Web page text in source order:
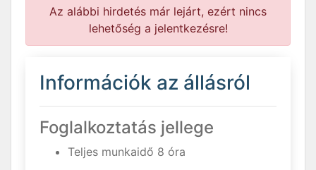
Az alábbi hirdetés már lejárt, ezért nincs
lehetőség a jelentkezésre!
Információk az állásról
Foglalkoztatás jellege
Teljes munkaidő 8 óra